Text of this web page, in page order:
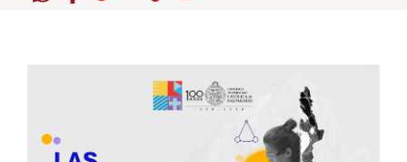
Funcionarios